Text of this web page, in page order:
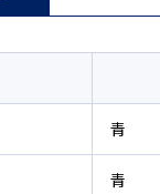
青
青